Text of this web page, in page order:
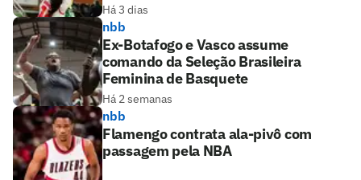
Há 3 dias
nbb
Ex-Botafogo e Vasco assume
comando da Seleção Brasileira
Feminina de Basquete
Há 2 semanas
nbb
Flamengo contrata ala-pivô com
passagem pela NBA